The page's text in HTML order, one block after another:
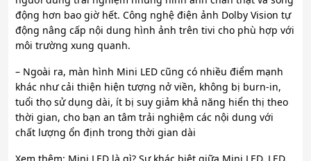
động hơn bao giờ hết. Công nghệ điện ảnh Dolby Vision tự
động nâng cấp nội dung hình ảnh trên tivi cho phù hợp với
môi trường xung quanh.
– Ngoài ra, màn hình Mini LED cũng có nhiều điểm mạnh
khác như cải thiện hiện tượng nở viền, không bị burn-in,
tuổi thọ sử dụng dài, ít bị suy giảm khả năng hiển thị theo
thời gian, cho bạn an tâm trải nghiệm các nội dung với
chất lượng ổn định trong thời gian dài